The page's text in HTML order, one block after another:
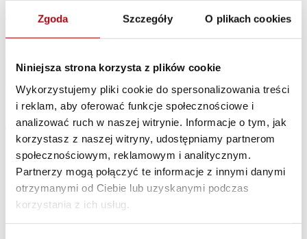
Zgoda Szczegóły O plikach cookies
Niniejsza strona korzysta z plików cookie
Wykorzystujemy pliki cookie do spersonalizowania treści
i reklam, aby oferować funkcje społecznościowe i
analizować ruch w naszej witrynie. Informacje o tym, jak
korzystasz z naszej witryny, udostępniamy partnerom
społecznościowym, reklamowym i analitycznym.
Partnerzy mogą połączyć te informacje z innymi danymi
otrzymanymi od Ciebie lub uzyskanymi podczas
korzystania z ich usług.
doprowadziły do problemu, z którym mieliśmy do czynienia). Na
każdego wyrobu z osobna, co prowadzi do „zdefragmentowania”
realizacji dostaw, co z całą pewnością prowadziłoby do zupełnie
Działania, obliczenia i intencje zawsze pojawiają się kontekście, w
którym kultura, czy to społeczna, narodowa czy organizacyjna, ma
duże znaczenie:
Akceptowalne
Nieakceptowane
Intencje/zamiary
Powszechne
Te, na które patrzy się
krzywo
Wpisane w
istniejące systemy
(istniejące
Nowe, które trzeba